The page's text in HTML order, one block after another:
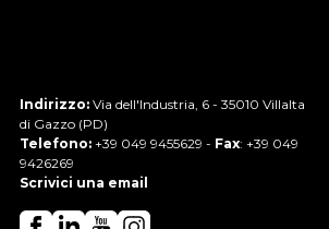
Indirizzo: Via dell'Industria, 6 - 35010 Villalta
di Gazzo (PD)
Telefono: +39 049 9455629 - Fax: +39 049
9426269
Scrivici una email